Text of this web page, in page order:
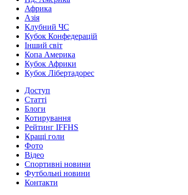
Африка
Азія
Клубний ЧС
Кубок Конфедерацій
Інший світ
Копа Америка
Кубок Африки
Кубок Лібертадорес
Доступ
Статті
Блоги
Котирування
Рейтинг IFFHS
Кращі голи
Фото
Відео
Спортивні новини
Футбольні новини
Контакти